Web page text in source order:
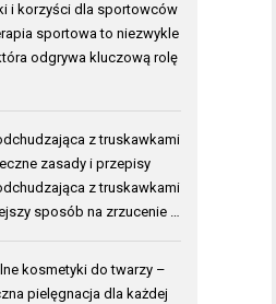
i korzyści dla sportowców
sportowa to niezwykle
odgrywa kluczową rolę
z truskawkami
zasady i przepisy
z truskawkami
sposób na zrzucenie …
kosmetyki do twarzy –
pielęgnacja dla każdej